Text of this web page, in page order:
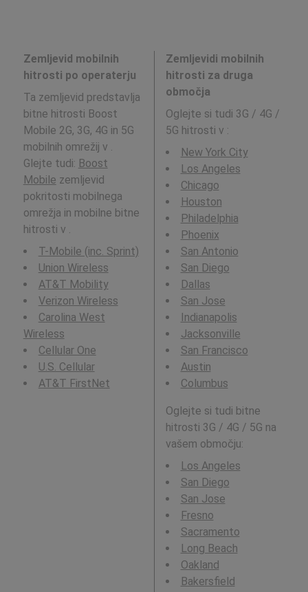
Zemljevid mobilnih
hitrosti po operaterju
Ta zemljevid predstavlja
bitne hitrosti Boost
Mobile 2G, 3G, 4G in 5G
mobilnih omrežij v .
Glejte tudi: Boost
Mobile zemljevid
pokritosti mobilnega
omrežja in mobilne bitne
hitrosti v .
T-Mobile (inc. Sprint)
Union Wireless
AT&T Mobility
Verizon Wireless
Carolina West
Wireless
Cellular One
U.S. Cellular
AT&T FirstNet
Zemljevidi mobilnih
hitrosti za druga
območja
Oglejte si tudi 3G / 4G /
5G hitrosti v :
New York City
Los Angeles
Chicago
Houston
Philadelphia
Phoenix
San Antonio
San Diego
Dallas
San Jose
Indianapolis
Jacksonville
San Francisco
Austin
Columbus
Oglejte si tudi bitne
hitrosti 3G / 4G / 5G na
vašem območju:
Los Angeles
San Diego
San Jose
Fresno
Sacramento
Long Beach
Oakland
Bakersfield